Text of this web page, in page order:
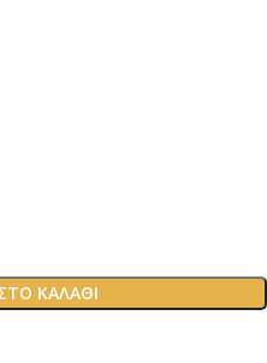
ΚΑΛΆΘΙ